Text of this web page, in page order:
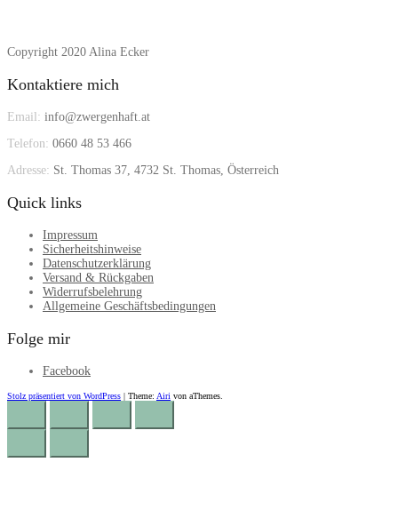
Copyright 2020 Alina Ecker
Kontaktiere mich
Email: info@zwergenhaft.at
Telefon: 0660 48 53 466
Adresse: St. Thomas 37, 4732 St. Thomas, Österreich
Quick links
Impressum
Sicherheitshinweise
Datenschutzerklärung
Versand & Rückgaben
Widerrufsbelehrung
Allgemeine Geschäftsbedingungen
Folge mir
Facebook
Stolz präsentiert von WordPress | Theme: Airi von aThemes.